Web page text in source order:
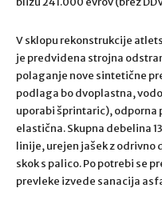
V sklopu rekonstrukcije
je predvidena strojna
polaganje nove sintetične
podlaga bo dvoplastna,
uporabi šprintaric), odporna
elastična. Skupna debelina
linije, urejen jašek z odrivno
skok s palico. Po potrebi se
prevleke izvede sanacija